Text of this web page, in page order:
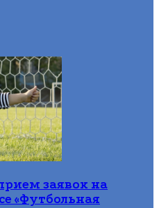
заявок на
«Футбольная